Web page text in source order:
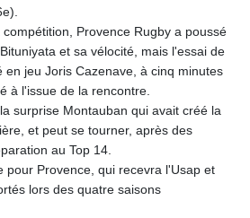
Provence Rugby a poussé
et sa vélocité, mais l'essai de
en jeu Joris Cazenave, à cinq minutes
à l'issue de la rencontre.
surprise Montauban qui avait créé la
et peut se tourner, après des
au Top 14.
pour Provence, qui recevra l'Usap et
lors des quatre saisons